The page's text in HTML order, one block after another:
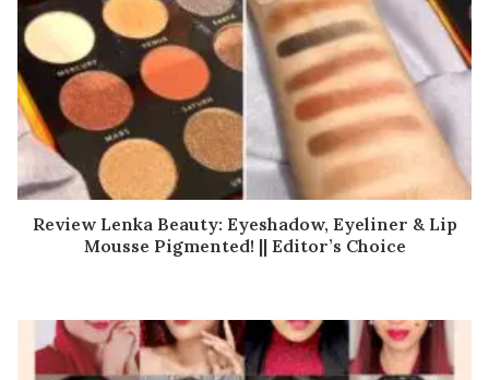
Review Lenka Beauty: Eyeshadow, Eyeliner & Lip
Mousse Pigmented! || Editor’s Choice